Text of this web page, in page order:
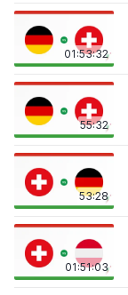
01:53:32
55:32
53:28
01:51:03